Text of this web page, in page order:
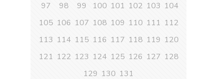
97
98 99 100 101 102 103 104
105 106 107 108 109 110 111 112
113 114 115 116 117 118 119 120
121 122 123 124 125 126 127 128
129 130 131